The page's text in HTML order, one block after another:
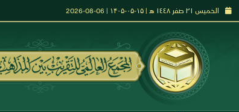
الخميس ٢١ صفر ١٤٤٨ هـ | ۱۵-۰۵-۱۴۰۵ | 06-08-2026